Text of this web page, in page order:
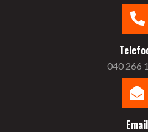
040 266
Email